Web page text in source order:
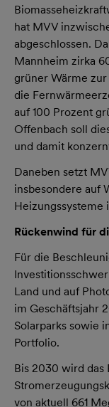
hat MVV
abgeschlossen.
Mannheim zirka
grüner Wärme
die
auf 100 Prozent
Offenbach soll
und damit
Daneben setzt
insbesondere auf
Heizungssysteme
Rückenwind für
Für die
Land und auf
im Geschäftsjahr
Solarparks sowie
Portfolio.
Bis 2030 wird das
von aktuell 661